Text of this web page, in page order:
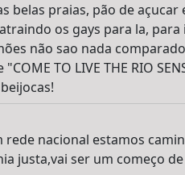
belas praias, pão de
os gays para la,
não sao nada
TO LIVE THE RIO
nacional estamos
justa,vai ser um começo